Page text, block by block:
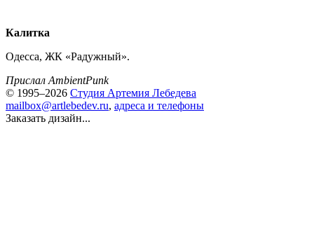
Калитка
Одесса, ЖК «Радужный».
Прислал AmbientPunk
© 1995–2026 Студия Артемия Лебедева
mailbox@artlebedev.ru, адреса и телефоны
Заказать дизайн...